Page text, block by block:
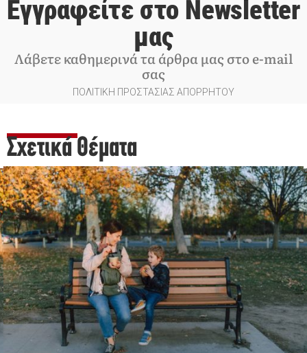
Εγγραφείτε στο Newsletter
μας
Λάβετε καθημερινά τα άρθρα μας στο e-mail
σας
ΠΟΛΙΤΙΚΗ ΠΡΟΣΤΑΣΙΑΣ ΑΠΟΡΡΗΤΟΥ
Σχετικά Θέματα